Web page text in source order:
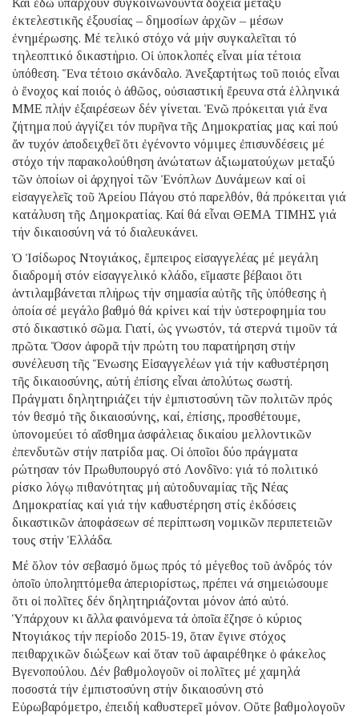
ἐκτελεστικῆς ἐξουσίας – δημοσίων ἀρχῶν – μέσων
ἐνημέρωσης. Μέ τελικό στόχο νά μήν συγκαλεῖται τό
τηλεοπτικό δικαστήριο. Οἱ ὑποκλοπές εἶναι μία τέτοια
ὑπόθεση. Ἕνα τέτοιο σκάνδαλο. Ἀνεξαρτήτως τοῦ ποιός εἶναι
ὁ ἔνοχος καί ποιός ὁ ἀθῶος, οὐσιαστική ἔρευνα στά ἑλληνικά
ΜΜΕ πλήν ἐξαιρέσεων δέν γίνεται. Ἐνῶ πρόκειται γιά ἕνα
ζήτημα πού ἀγγίζει τόν πυρῆνα τῆς Δημοκρατίας μας καί πού
ἄν τυχόν ἀποδειχθεῖ ὅτι ἐγένοντο νόμιμες ἐπισυνδέσεις μέ
στόχο τήν παρακολούθηση ἀνώτατων ἀξιωματούχων μεταξύ
τῶν ὁποίων οἱ ἀρχηγοί τῶν Ἐνόπλων Δυνάμεων καί οἱ
εἰσαγγελεῖς τοῦ Ἀρείου Πάγου στό παρελθόν, θά πρόκειται γιά
κατάλυση τῆς Δημοκρατίας. Καί θά εἶναι ΘΕΜΑ ΤΙΜΗΣ γιά
τήν δικαιοσύνη νά τό διαλευκάνει.
Ὁ Ἰσίδωρος Ντογιάκος, ἔμπειρος εἰσαγγελέας μέ μεγάλη
διαδρομή στόν εἰσαγγελικό κλάδο, εἴμαστε βέβαιοι ὅτι
ἀντιλαμβάνεται πλήρως τήν σημασία αὐτῆς τῆς ὑπόθεσης ἡ
ὁποία σέ μεγάλο βαθμό θά κρίνει καί τήν ὑστεροφημία του
στό δικαστικό σῶμα. Γιατί, ὡς γνωστόν, τά στερνά τιμοῦν τά
πρῶτα. Ὅσον ἀφορᾶ τήν πρώτη του παρατήρηση στήν
συνέλευση τῆς Ἕνωσης Εἰσαγγελέων γιά τήν καθυστέρηση
τῆς δικαιοσύνης, αὐτή ἐπίσης εἶναι ἀπολύτως σωστή.
Πράγματι δηλητηριάζει τήν ἐμπιστοσύνη τῶν πολιτῶν πρός
τόν θεσμό τῆς δικαιοσύνης, καί, ἐπίσης, προσθέτουμε,
ὑπονομεύει τό αἴσθημα ἀσφάλειας δικαίου μελλοντικῶν
ἐπενδυτῶν στήν πατρίδα μας. Οἱ ὁποῖοι δύο πράγματα
ρώτησαν τόν Πρωθυπουργό στό Λονδῖνο: γιά τό πολιτικό
ρίσκο λόγῳ πιθανότητας μή αὐτοδυναμίας τῆς Νέας
Δημοκρατίας καί γιά τήν καθυστέρηση στίς ἐκδόσεις
δικαστικῶν ἀποφάσεων σέ περίπτωση νομικῶν περιπετειῶν
τους στήν Ἑλλάδα.
Μέ ὅλον τόν σεβασμό ὅμως πρός τό μέγεθος τοῦ ἀνδρός τόν
ὁποῖο ὑποληπτόμεθα ἀπεριορίστως, πρέπει νά σημειώσουμε
ὅτι οἱ πολῖτες δέν δηλητηριάζονται μόνον ἀπό αὐτό.
Ὑπάρχουν κι ἄλλα φαινόμενα τά ὁποῖα ἔζησε ὁ κύριος
Ντογιάκος τήν περίοδο 2015-19, ὅταν ἔγινε στόχος
πειθαρχικῶν διώξεων καί ὅταν τοῦ ἀφαιρέθηκε ὁ φάκελος
Βγενοπούλου. Δέν βαθμολογοῦν οἱ πολῖτες μέ χαμηλά
ποσοστά τήν ἐμπιστοσύνη στήν δικαιοσύνη στό
Εὐρωβαρόμετρο, ἐπειδή καθυστερεῖ μόνον. Οὔτε βαθμολογοῦν